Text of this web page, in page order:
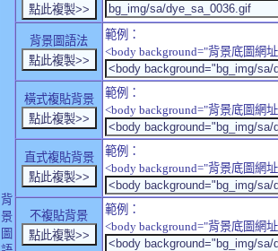
背
景
圖
背景圖語法
範例：
<body background="背景底圖網
橫式複貼背景
範例：
<body background="背景底圖網
直式複貼背景
範例：
<body background="背景底圖網
不複貼背景
範例：
<body background="背景底圖網